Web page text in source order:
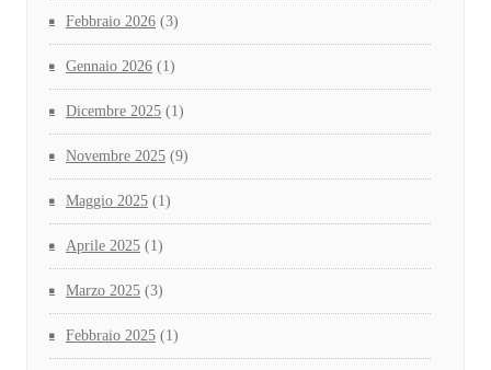
Febbraio 2026 (3)
Gennaio 2026 (1)
Dicembre 2025 (1)
Novembre 2025 (9)
Maggio 2025 (1)
Aprile 2025 (1)
Marzo 2025 (3)
Febbraio 2025 (1)